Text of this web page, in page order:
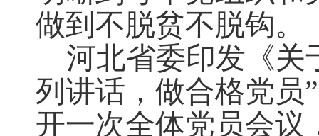
做到不脱贫不脱钩。
河北省委印发《关
列讲话，做合格党员
开一次全体党员会议